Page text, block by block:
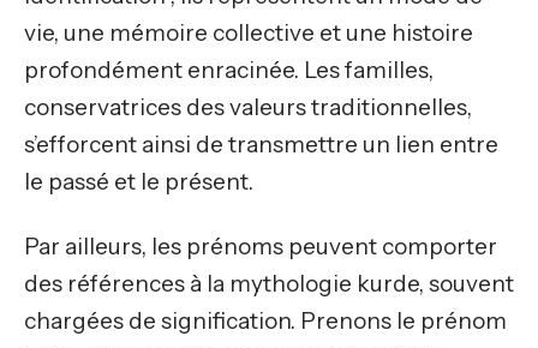
vie, une mémoire collective et une histoire
profondément enracinée. Les familles,
conservatrices des valeurs traditionnelles,
s’efforcent ainsi de transmettre un lien entre
le passé et le présent.
Par ailleurs, les prénoms peuvent comporter
des références à la mythologie kurde, souvent
chargées de signification. Prenons le prénom